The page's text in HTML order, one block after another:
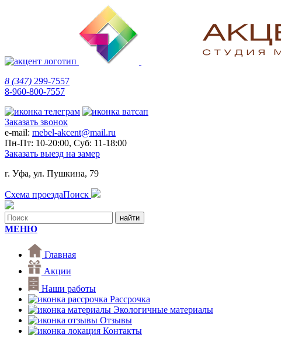
8 (347) 299-7557
8-960-800-7557
Заказать звонок
e-mail: mebel-akcent@mail.ru
Пн-Пт: 10-20:00, Суб: 11-18:00
Заказать выезд на замер
г. Уфа, ул. Пушкина, 79
Схема проездаПоиск
МЕНЮ
Главная
Акции
Наши работы
Рассрочка
Экологичные материалы
Отзывы
Контакты